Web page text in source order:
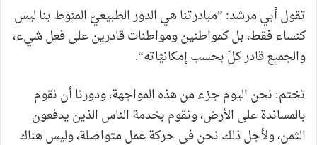
تقول أبي مرشد: ”مبادرتنا هي الدور الطبيعيّ المنوط بنا ليس
كنساء فقط، بل كمواطنين ومواطنات قادرين على فعل شيء،
والجميع قادر كلّ بحسب إمكانيّاته“.
تختم: نحن اليوم جزء من هذه المواجهة، ودورنا أن نقوم
بالمساندة على الأرض، ونقوم بخدمة الناس الذين يدفعون
الثمن، ولأجل ذلك نحن في حركة عمل متواصلة، وليس هناك